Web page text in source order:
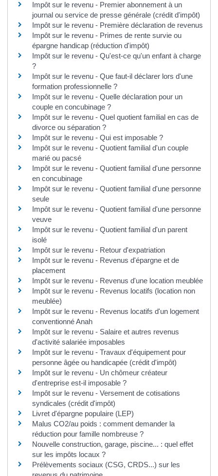
Impôt sur le revenu - Premier abonnement à un
journal ou service de presse générale (crédit d'impôt)
Impôt sur le revenu - Première déclaration de revenus
Impôt sur le revenu - Primes de rente survie ou
épargne handicap (réduction d'impôt)
Impôt sur le revenu - Qu'est-ce qu'un enfant à charge
?
Impôt sur le revenu - Que faut-il déclarer lors d'une
formation professionnelle ?
Impôt sur le revenu - Quelle déclaration pour un
couple en concubinage ?
Impôt sur le revenu - Quel quotient familial en cas de
divorce ou séparation ?
Impôt sur le revenu - Qui est imposable ?
Impôt sur le revenu - Quotient familial d'un couple
marié ou pacsé
Impôt sur le revenu - Quotient familial d'une personne
en concubinage
Impôt sur le revenu - Quotient familial d'une personne
seule
Impôt sur le revenu - Quotient familial d'une personne
veuve
Impôt sur le revenu - Quotient familial d'un parent
isolé
Impôt sur le revenu - Retour d'expatriation
Impôt sur le revenu - Revenus d'épargne et de
placement
Impôt sur le revenu - Revenus d'une location meublée
Impôt sur le revenu - Revenus locatifs (location non
meublée)
Impôt sur le revenu - Revenus locatifs d'un logement
conventionné Anah
Impôt sur le revenu - Salaire et autres revenus
d'activité salariée imposables
Impôt sur le revenu - Travaux d'équipement pour
personne âgée ou handicapée (crédit d'impôt)
Impôt sur le revenu - Un chômeur créateur
d'entreprise est-il imposable ?
Impôt sur le revenu - Versement de cotisations
syndicales (crédit d'impôt)
Livret d'épargne populaire (LEP)
Malus CO2/au poids : comment demander la
réduction pour famille nombreuse ?
Nouvelle construction, garage, piscine... : quel effet
sur les impôts locaux ?
Prélèvements sociaux (CSG, CRDS...) sur les